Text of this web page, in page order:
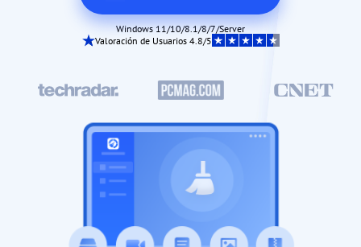
Windows 11/10/8.1/8/7/Server
Valoración de Usuarios 4.8/5